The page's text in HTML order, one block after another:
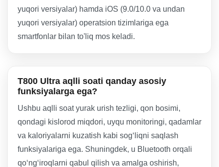
yuqori versiyalar) hamda iOS (9.0/10.0 va undan
yuqori versiyalar) operatsion tizimlariga ega
smartfonlar bilan to'liq mos keladi.
T800 Ultra aqlli soati qanday asosiy
funksiyalarga ega?
Ushbu aqlli soat yurak urish tezligi, qon bosimi,
qondagi kislorod miqdori, uyqu monitoringi, qadamlar
va kaloriyalarni kuzatish kabi sog‘liqni saqlash
funksiyalariga ega. Shuningdek, u Bluetooth orqali
qo‘ng‘iroqlarni qabul qilish va amalga oshirish,